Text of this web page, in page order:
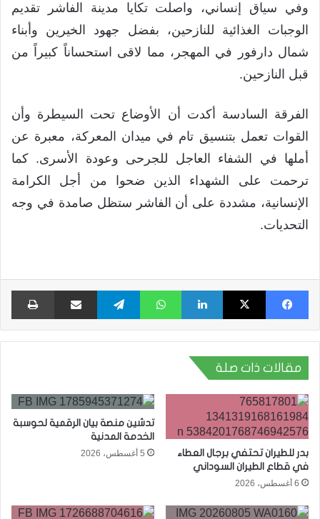
وفي سياق إنساني، واصلت تكايا مدينة الفاشر تقديم
الوجبات الغذائية للنازحين، بفضل جهود الخيرين وأبناء
شمال دارفور في المهجر، مما لاقى استحساناً كبيراً من
قبل النازحين.
الفرقة السادسة أكدت أن الأوضاع تحت السيطرة وأن
القوات تعمل بتنسيق تام في ميدان المعركة، معبرة عن
أملها في الشفاء العاجل للجرحى وعودة الأسرى. كما
ترحمت على الشهداء الذين ضحوا من أجل الكرامة
الإنسانية، مشددة على أن الفاشر ستظل صامدة في وجه
التحديات.
فيسبوك X لينكدإن واتساب تيلقرام مشاركة عبر البريد
مقالات ذات صلة
بدر للطيران تحتفي برجال العطاء
في قطاع الطيران السوداني
6 أغسطس، 2026
تدشين منصة بيان الرقمية لحوسبة
الخدمة المدنية
5 أغسطس، 2026